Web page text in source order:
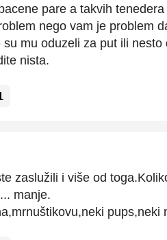
pare a takvih
nego vam je problem
su mu oduzeli za put ili
nista.
zaslužili i više od
manje.
pups,neki